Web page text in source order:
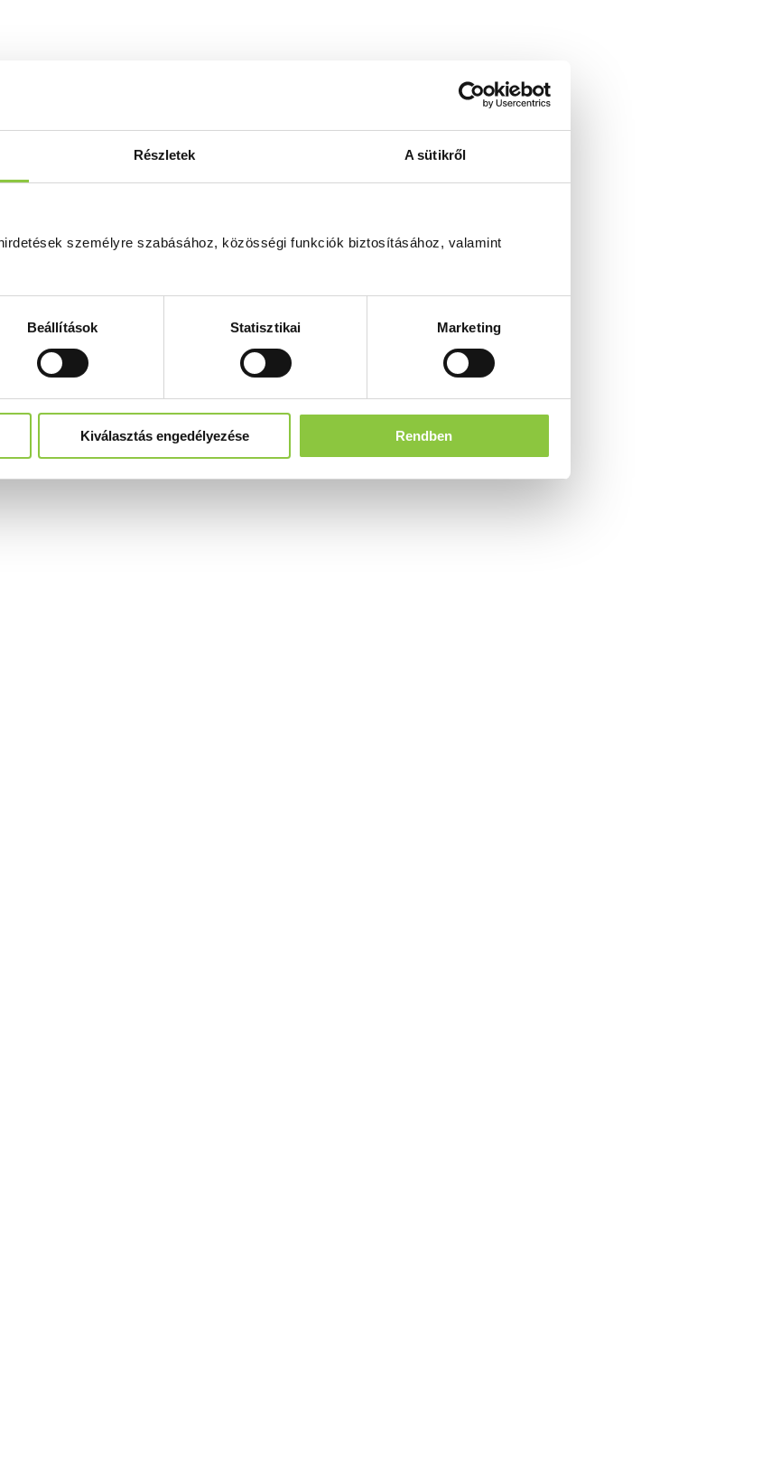
Részletek A sütikről
személyre szabásához, közösségi funkciók biztosításához, valamint
Beállítások Statisztikai Marketing
Kiválasztás engedélyezése Rendben